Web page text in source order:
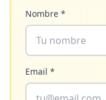
Nombre *
Email *